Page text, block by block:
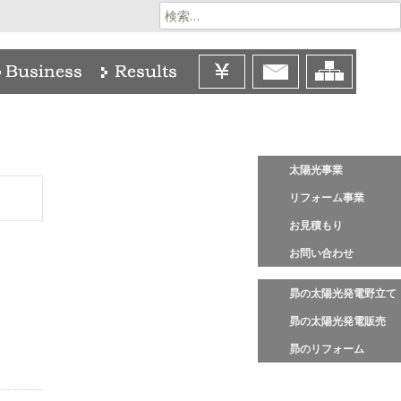
太陽光事業
リフォーム事業
お見積もり
お問い合わせ
昴の太陽光発電野立て
昴の太陽光発電販売
昴のリフォーム
検
索: